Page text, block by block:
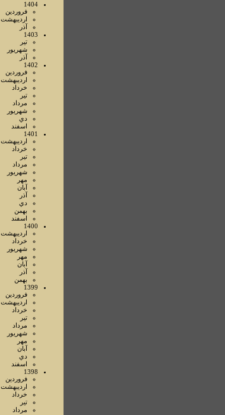
1404
فروردين
ارديبهشت
آذر
1403
تير
شهريور
آذر
1402
فروردين
ارديبهشت
خرداد
تير
مرداد
شهريور
دي
اسفند
1401
ارديبهشت
خرداد
تير
مرداد
شهريور
مهر
آبان
آذر
دي
بهمن
اسفند
1400
ارديبهشت
خرداد
شهريور
مهر
آبان
آذر
بهمن
1399
فروردين
ارديبهشت
خرداد
تير
مرداد
شهريور
مهر
آبان
دي
اسفند
1398
فروردين
ارديبهشت
خرداد
تير
مرداد